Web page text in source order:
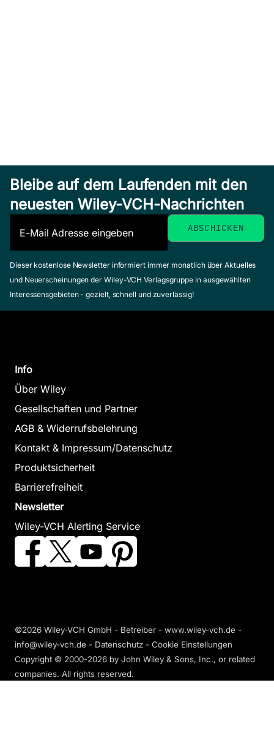
Bleibe auf dem Laufenden mit den
neuesten Wiley-VCH-Nachrichten
Dieser kostenlose Newsletter informiert immer monatlich über Aktuelles
und Neuerscheinungen der Wiley-VCH Verlagsgruppe in ausgewählten
Interessensgebieten - gezielt, schnell und zuverlässig!
Info
Über Wiley
Gesellschaften und Partner
AGB & Widerrufsbelehrung
Kontakt & Impressum/Datenschutz
Produktsicherheit
Barrierefreiheit
Newsletter
Wiley-VCH Alerting Service
©2026 Wiley-VCH GmbH - Betreiber - www.wiley-vch.de -
info@wiley-vch.de - Datenschutz - Cookie Einstellungen
Copyright © 2000-2026 by John Wiley & Sons, Inc., or related
companies. All rights reserved.